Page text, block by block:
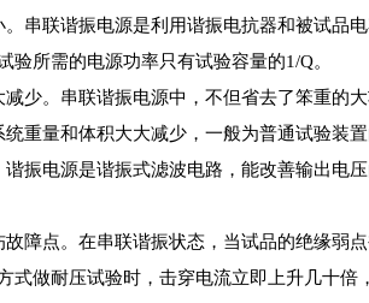
串联谐振电源是利用谐振电抗器和被试品
验所需的电源功率只有试验容量的1/Q。
少。串联谐振电源中，不但省去了笨重的
重量和体积大大减少，一般为普通试验装置
振电源是谐振式滤波电路，能改善输出电
障点。在串联谐振状态，当试品的绝缘弱
式做耐压试验时，击穿电流立即上升几十